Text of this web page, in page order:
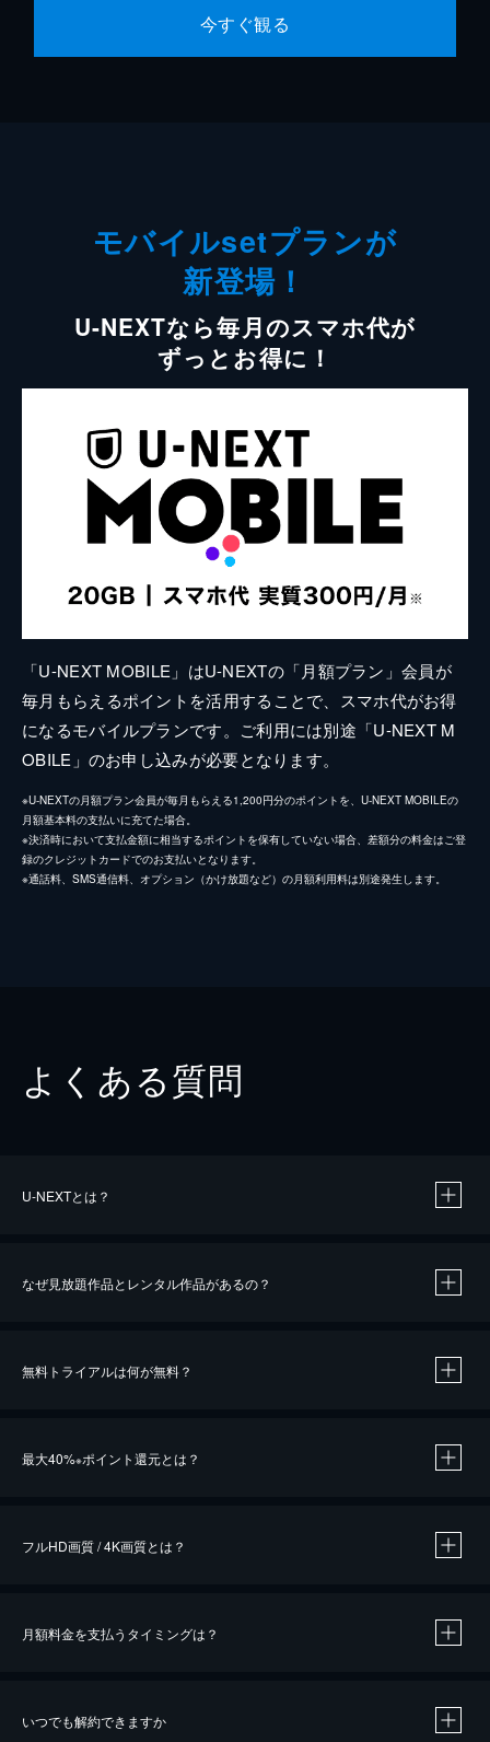
今すぐ観る
モバイルsetプランが
新登場！
U-NEXTなら毎月のスマホ代が
ずっとお得に！
「U-NEXT MOBILE」はU-NEXTの「月額プラン」会員が
毎月もらえるポイントを活用することで、スマホ代がお得
になるモバイルプランです。ご利用には別途「U-NEXT M
OBILE」のお申し込みが必要となります。
※U-NEXTの月額プラン会員が毎月もらえる1,200円分のポイントを、U-NEXT MOBILEの
月額基本料の支払いに充てた場合。
※決済時において支払金額に相当するポイントを保有していない場合、差額分の料金はご登
録のクレジットカードでのお支払いとなります。
※通話料、SMS通信料、オプション（かけ放題など）の月額利用料は別途発生します。
よくある質問
U-NEXTとは？
なぜ見放題作品とレンタル作品があるの？
無料トライアルは何が無料？
最大40%※ポイント還元とは？
※40％ポイント還元の対象は、クレジットカード決済による作品の購入 / レンタルです。
フルHD画質 / 4K画質とは？
月額料金を支払うタイミングは？
いつでも解約できますか